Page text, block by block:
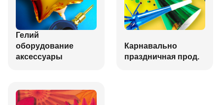
Гелий
оборудование
аксессуары
Карнавально
праздничная прод.